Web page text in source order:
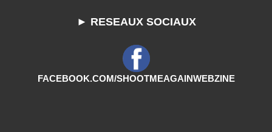
► RESEAUX SOCIAUX
FACEBOOK.COM/SHOOTMEAGAINWEBZINE